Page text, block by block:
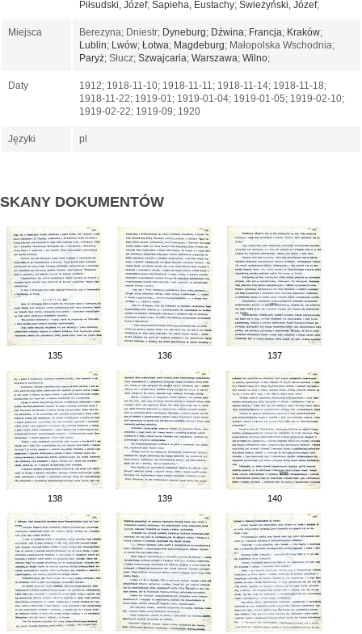
Piłsudski, Józef; Sapieha, Eustachy; Świeżyński, Józef;
Miejsca Berezyna; Dniestr; Dyneburg; Dźwina; Francja; Kraków;
Lublin; Lwów; Łotwa; Magdeburg; Małopolska Wschodnia;
Paryż; Słucz; Szwajcaria; Warszawa; Wilno;
Daty
1912; 1918-11-10; 1918-11-11; 1918-11-14; 1918-11-18;
1918-11-22; 1919-01; 1919-01-04; 1919-01-05; 1919-02-10;
1919-02-22; 1919-09; 1920
Języki pl
SKANY DOKUMENTÓW
135 136 137
138 139 140